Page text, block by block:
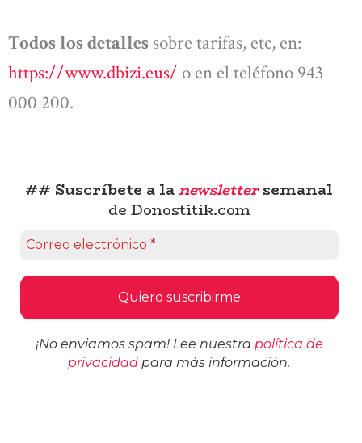
Todos los detalles sobre tarifas, etc, en:
https://www.dbizi.eus/ o en el teléfono 943
000 200.
## Suscríbete a lanewslettersemanal
de Donostitik.com
¡No enviamos spam! Lee nuestra política de
privacidad para más información.